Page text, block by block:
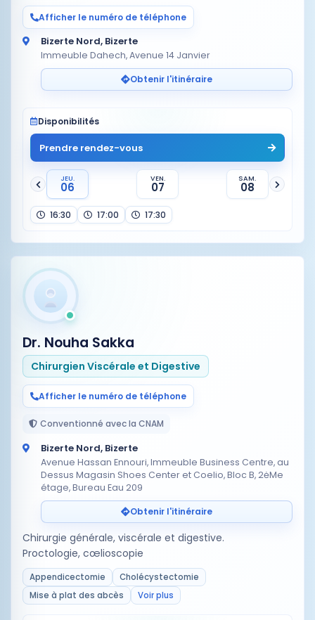
Afficher le numéro de téléphone
Bizerte Nord, Bizerte
Immeuble Dahech, Avenue 14 Janvier
Obtenir l'itinéraire
Disponibilités
Prendre rendez-vous
JEU.
06
VEN.
07
SAM.
08
16:30 17:00 17:30
Dr. Nouha Sakka
Chirurgien Viscérale et Digestive
Afficher le numéro de téléphone
Conventionné avec la CNAM
Bizerte Nord, Bizerte
Avenue Hassan Ennouri, Immeuble Business Centre, au
Dessus Magasin Shoes Center et Coelio, Bloc B, 2ėMe
étage, Bureau Eau 209
Obtenir l'itinéraire
Chirurgie générale, viscérale et digestive.
Proctologie, cœlioscopie
Appendicectomie
Cholécystectomie
Mise à plat des abcès
Voir plus